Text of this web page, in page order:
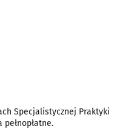
Specjalistycznej Praktyki